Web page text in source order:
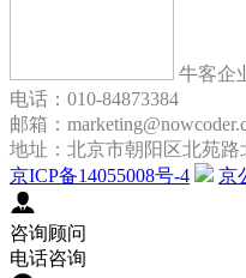
牛客企
电话：010-84873384
邮箱：
地址：北京市朝阳区北苑
京ICP备14055008号-4
京
咨询顾问
电话咨询